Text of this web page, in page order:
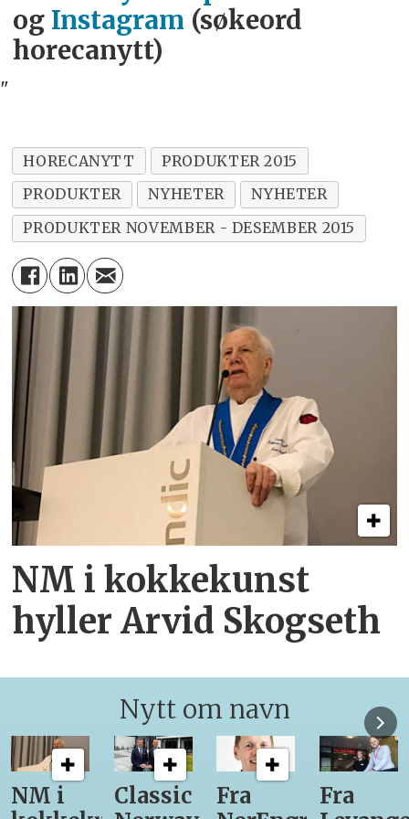
og Instagram (søkeord
horecanytt)
"
HORECANYTT
PRODUKTER 2015
PRODUKTER
NYHETER
NYHETER
PRODUKTER NOVEMBER - DESEMBER 2015
NM i kokkekunst
hyller Arvid Skogseth
Nytt om navn
Classic
Fra
Fra
12